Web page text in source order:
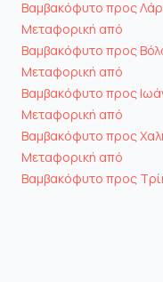
Βαμβακόφυτο προς
Μεταφορική από
Βαμβακόφυτο προς
Μεταφορική από
Βαμβακόφυτο προς
Μεταφορική από
Βαμβακόφυτο προς
Μεταφορική από
Βαμβακόφυτο προς